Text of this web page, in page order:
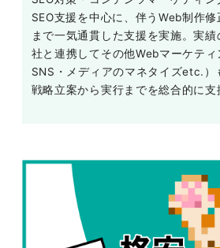
SEO支援を中心に、伴うWeb制作
まで一気通貫した支援を実施。実
社と連携してその他Webマーケティ
SNS・メディアのマネタイズetc.）
戦略立案から実行までを総合的に支